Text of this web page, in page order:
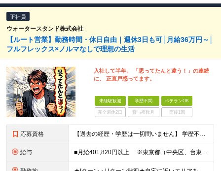
正社員
ウォータースタンド株式会社
【ルート営業】勤務時間・休日自由｜週休3日も可│月給36万円～│
フルフレックス×ノルマなしで理想の生活
入社して半年。 「思ってたんと違う！」の連続
に、 正直戸惑ってます。
未経験歓迎 学歴不問 ベテランOK
完全週休2日 賞与複数月 面接1回
応募資格 【過去の経歴・学歴は一切問いません】 学歴不問・職種未経験歓迎・業種未経験歓迎 第二新卒・ブランクがある方も歓迎 ・普通自動車運転免許（AT限定可）をお持ちの方 Lお客様先へは社用車で訪問しますが
給与 ■月給401,820円以上 ※東京都（中央区、台東区、世田谷区、中野区、豊島区） ■月給386,820円以上 ※東京都（23区以外）、神奈川県、愛知県〈名古屋市〉、大阪府、京都府、兵庫県、滋賀県